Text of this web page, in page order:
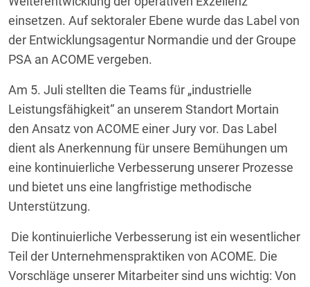
einsetzen. Auf sektoraler Ebene wurde das Label von
der Entwicklungsagentur Normandie und der Groupe
PSA an ACOME vergeben.
Am 5. Juli stellten die Teams für „industrielle
Leistungsfähigkeit“ an unserem Standort Mortain
den Ansatz von ACOME einer Jury vor. Das Label
dient als Anerkennung für unsere Bemühungen um
eine kontinuierliche Verbesserung unserer Prozesse
und bietet uns eine langfristige methodische
Unterstützung.
Die kontinuierliche Verbesserung ist ein wesentlicher
Teil der Unternehmenspraktiken von ACOME. Die
Vorschläge unserer Mitarbeiter sind uns wichtig: Von